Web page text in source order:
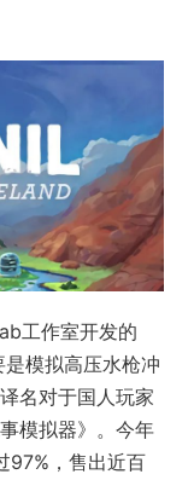
工作室开发的
模拟高压水枪冲
名对于国人玩家
模拟器》。今年
97%，售出近百